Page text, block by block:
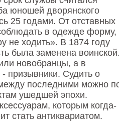
юношей дворянского
25 годами. От отставных
в одежде форму,
не ходить». В 1874 году
была заменена
новобранцы, а в
призывники. Судить о
последними можно
ушедшей эпохи.
которым когда-
стать антиквариатом.